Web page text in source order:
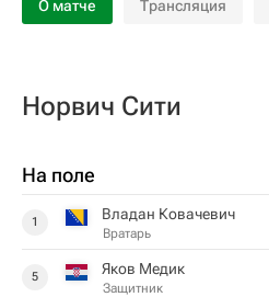
О матче Трансляция
Норвич Сити
На поле
1 Владан Ковачевич
Вратарь
5 Яков Медик
Защитник